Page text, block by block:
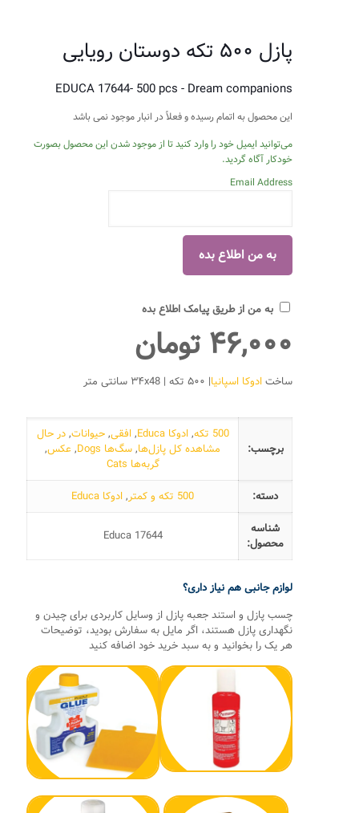
پازل ۵۰۰ تکه دوستان رویایی
EDUCA 17644- 500 pcs - Dream companions
این محصول به اتمام رسیده و فعلاً در انبار موجود نمی باشد
می‌توانید ایمیل خود را وارد کنید تا از موجود شدن این محصول بصورت
خودکار آگاه گردید.
Email Address
به من از طریق پیامک اطلاع بده
۴۶,۰۰۰ تومان
ساختادوکا اسپانیا| ۵۰۰ تکه | ۳۴x48 سانتی متر
برچسب:
500 تکه ,ادوکا Educa ,افقی,حیوانات,در حال
مشاهده کل پازل‌ها,سگ‌ها Dogs , عکس,
گربه‌ها Cats
دسته:
500 تکه و کمتر ,ادوکا Educa
شناسه
محصول:
Educa 17644
لوازم جانبی هم نیاز داری؟
چسب پازل و استند جعبه پازل از وسایل کاربردی برای چیدن و
نگهداری پازل هستند، اگر مایل به سفارش بودید، توضیحات
هر یک را بخوانید و به سبد خرید خود اضافه کنید